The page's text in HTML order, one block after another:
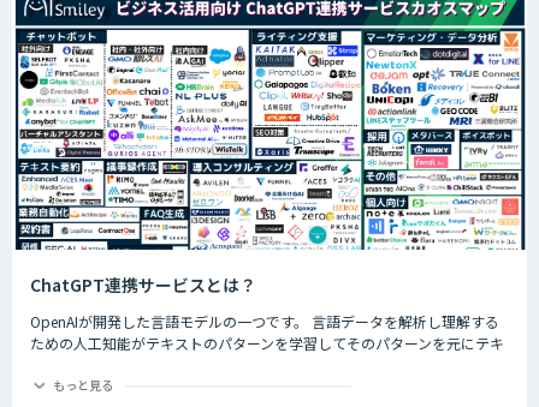
ChatGPT連携サービスとは？
OpenAIが開発した言語モデルの一つです。 言語データを解析し理解する
ための人工知能がテキストのパターンを学習してそのパターンを元にテキ
ChatGPTの最大の特徴として、人間との自然な対話を模倣することがで
もっと見る